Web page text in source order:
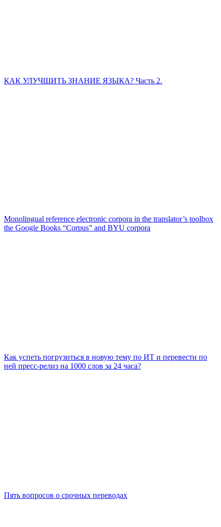
КАК УЛУЧШИТЬ ЗНАНИЕ ЯЗЫКА? Часть 2.
Monolingual reference electronic corpora in the translator’s toolbox
the Google Books “Corpus” and BYU corpora
Как успеть погрузиться в новую тему по ИТ и перевести по
ней пресс-релиз на 1000 слов за 24 часа?
Пять вопросов о срочных переводах